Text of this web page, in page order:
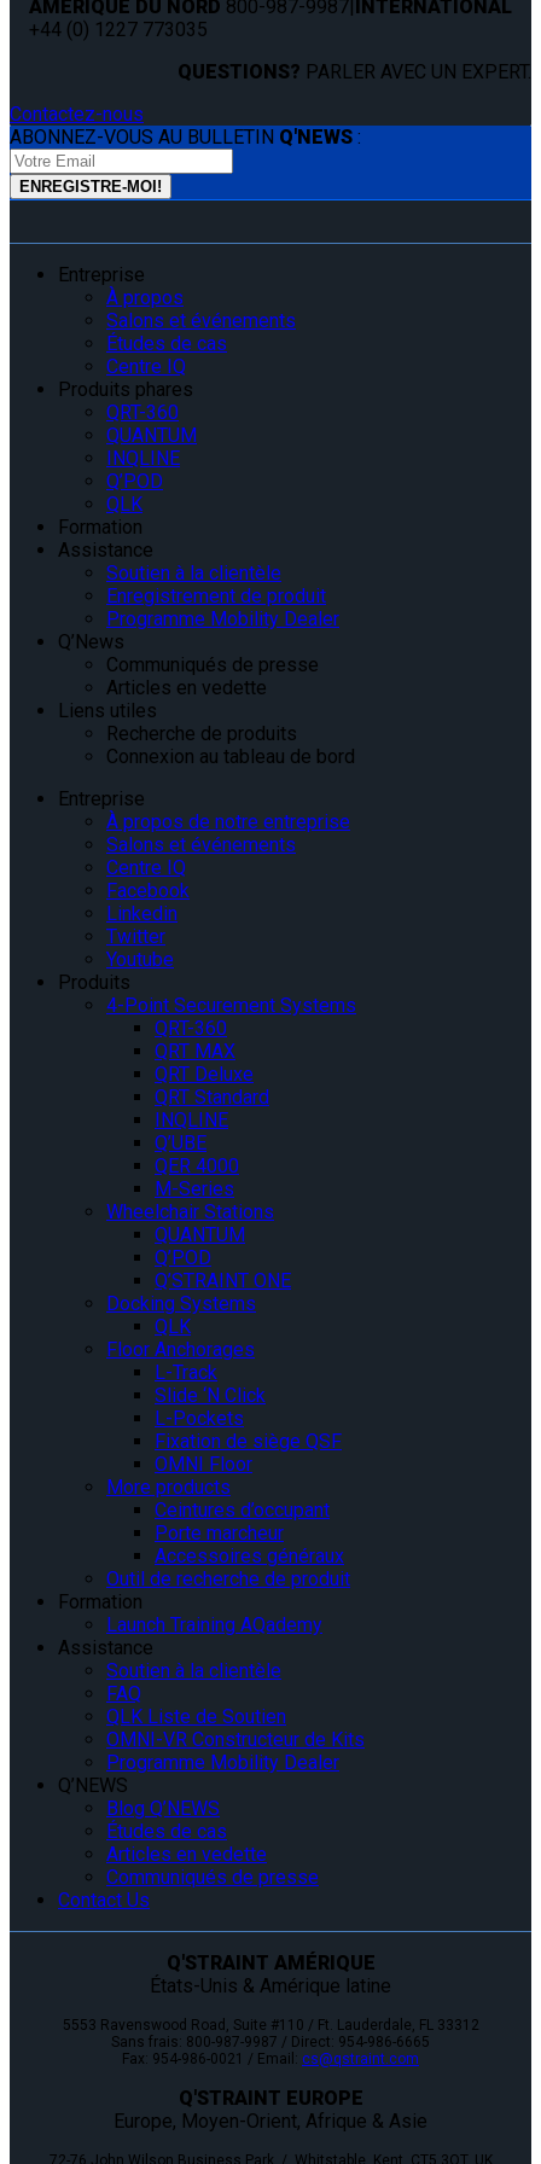
AMÉRIQUE DU NORD 800-987-9987|INTERNATIONAL
+44 (0) 1227 773035
QUESTIONS? PARLER AVEC UN EXPERT.
Contactez-nous
ABONNEZ-VOUS AU BULLETIN Q'NEWS :
Entreprise
À propos
Salons et événements
Études de cas
Centre IQ
Produits phares
QRT-360
QUANTUM
INQLINE
Q’POD
QLK
Formation
Assistance
Soutien à la clientèle
Enregistrement de produit
Programme Mobility Dealer
Q’News
Communiqués de presse
Articles en vedette
Liens utiles
Recherche de produits
Connexion au tableau de bord
Entreprise
À propos de notre entreprise
Salons et événements
Centre IQ
Facebook
Linkedin
Twitter
Youtube
Produits
4-Point Securement Systems
QRT-360
QRT MAX
QRT Deluxe
QRT Standard
INQLINE
Q’UBE
QER 4000
M-Series
Wheelchair Stations
QUANTUM
Q’POD
Q’STRAINT ONE
Docking Systems
QLK
Floor Anchorages
L-Track
Slide ‘N Click
L-Pockets
Fixation de siège QSF
OMNI Floor
More products
Ceintures d’occupant
Porte marcheur
Accessoires généraux
Outil de recherche de produit
Formation
Launch Training AQademy
Assistance
Soutien à la clientèle
FAQ
QLK Liste de Soutien
OMNI-VR Constructeur de Kits
Programme Mobility Dealer
Q’NEWS
Blog Q’NEWS
Études de cas
Articles en vedette
Communiqués de presse
Contact Us
Q'STRAINT AMÉRIQUE
États-Unis & Amérique latine
5553 Ravenswood Road, Suite #110 / Ft. Lauderdale, FL 33312
Sans frais: 800-987-9987 / Direct: 954-986-6665
Fax: 954-986-0021 / Email: cs@qstraint.com
Q'STRAINT EUROPE
Europe, Moyen-Orient, Afrique & Asie
72-76 John Wilson Business Park / Whitstable, Kent, CT5 3QT, UK